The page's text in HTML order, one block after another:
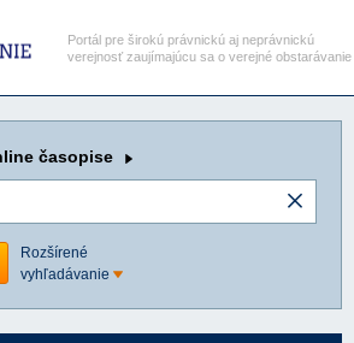
Portál pre širokú právnickú aj neprávnickú
verejnosť zaujímajúcu sa o verejné obstarávanie
časopise
Rozšírené
vyhľadávanie